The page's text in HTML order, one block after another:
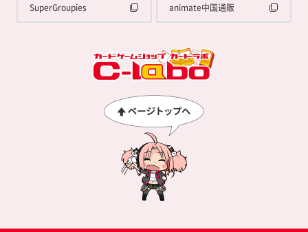
SuperGroupies animate中国通販